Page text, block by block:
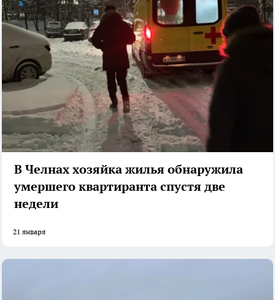
В Челнах хозяйка жилья обнаружила
умершего квартиранта спустя две
недели
21 января